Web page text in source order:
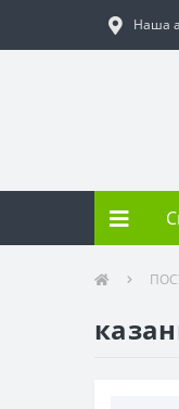
Наша